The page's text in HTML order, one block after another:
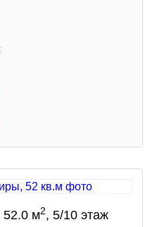
52.0 м2, 5/10 этаж